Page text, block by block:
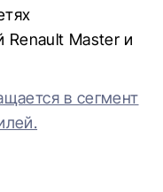
Renault Master и
в сегмент